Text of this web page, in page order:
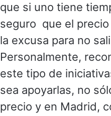
que si uno tiene
seguro que el precio
la excusa para no
Personalmente,
este tipo de
sea apoyarlas, no
precio y en Madrid,